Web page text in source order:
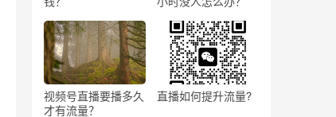
视频号直播要播多久
才有流量？
直播如何提升流量?